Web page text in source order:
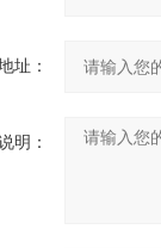
址：
明：